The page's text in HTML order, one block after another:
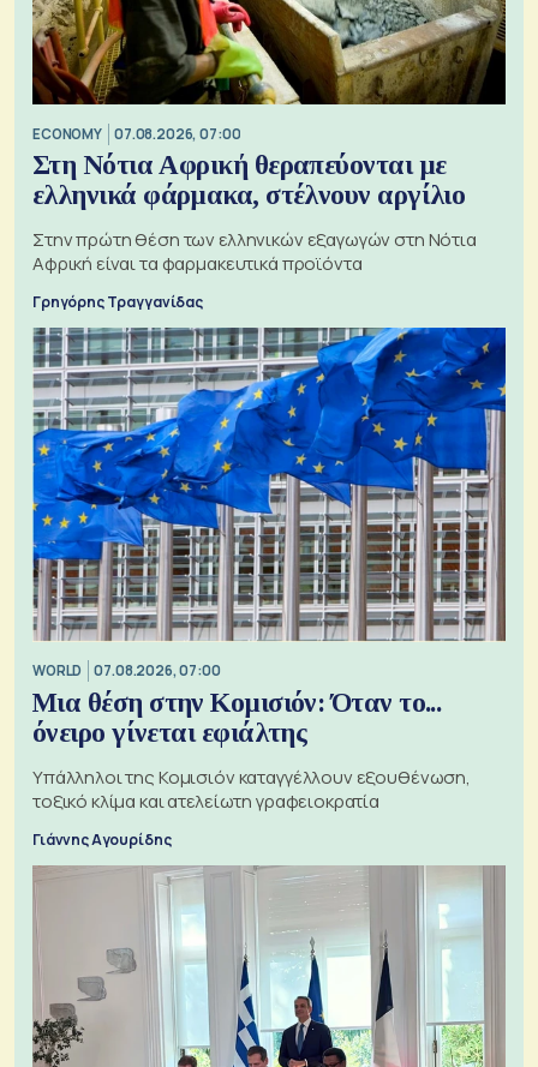
ECONOMY 07.08.2026, 07:00
Στη Νότια Αφρική θεραπεύονται με
ελληνικά φάρμακα, στέλνουν αργίλιο
Στην πρώτη θέση των ελληνικών εξαγωγών στη Νότια
Αφρική είναι τα φαρμακευτικά προϊόντα
Γρηγόρης Τραγγανίδας
WORLD 07.08.2026, 07:00
Μια θέση στην Κομισιόν: Όταν το...
όνειρο γίνεται εφιάλτης
Υπάλληλοι της Κομισιόν καταγγέλλουν εξουθένωση,
τοξικό κλίμα και ατελείωτη γραφειοκρατία
Γιάννης Αγουρίδης